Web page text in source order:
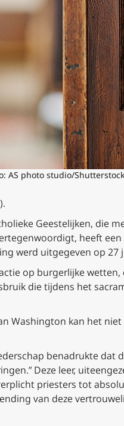
AS photo studio/Shutterstock
Geestelijken, die
heeft
werd uitgegeven op
op burgerlijke
die tijdens het
Washington kan het
benadrukte dat
Deze leer,
priesters tot
van deze